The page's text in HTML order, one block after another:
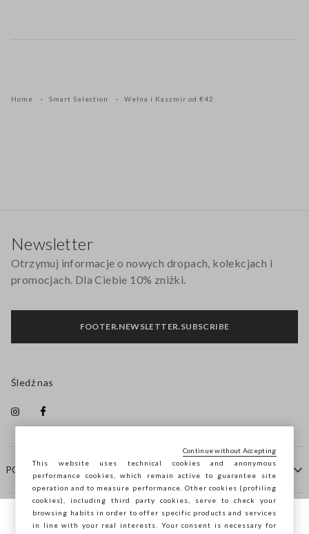
Home Smart Selection Wełna i Kaszmir od €42
POMOC
FIRMA
Newsletter
Otrzymuj informacje o nowych dropach, kolekcjach i
promocjach. Dla Ciebie 10% zniżki.
FOOTER.NEWSLETTER.SUBSCRIBE
Śledź nas
Przeglądasz STEFANEL Italia, chcesz
This website uses technical cookies and anonymous
performance cookies, which remain active to guarantee site
operation and to measure performance. Other cookies (profiling
cookies), including third party cookies, serve to check your
browsing habits in order to offer specific products and services
in line with your real interests. Your consent is necessary for
Continue without Accepting